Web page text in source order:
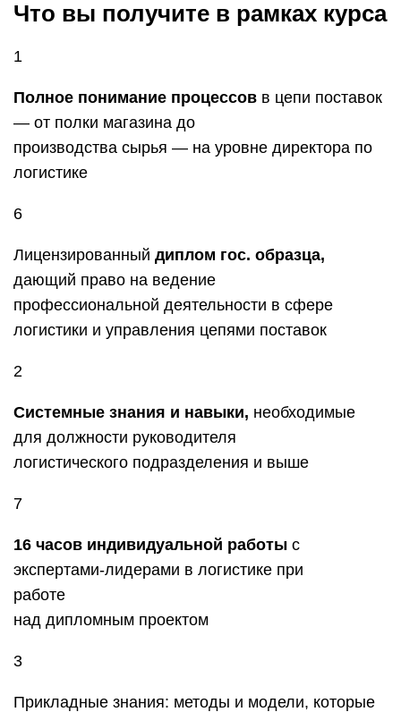
Что вы получите в рамках курса
1
Полное понимание процессов в цепи поставок
— от полки магазина до
производства сырья — на уровне директора по
логистике
6
Лицензированный диплом гос. образца,
дающий право на ведение
профессиональной деятельности в сфере
логистики и управления цепями поставок
2
Системные знания и навыки, необходимые
для должности руководителя
логистического подразделения и выше
7
16 часов индивидуальной работы с
экспертами-лидерами в логистике при
работе
над дипломным проектом
3
Прикладные знания: методы и модели, которые